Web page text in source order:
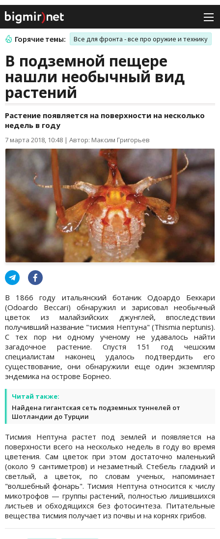
Горячие темы: Все для фронта - все про оружие и технику
В подземной пещере
нашли необычный вид
растений
Растение появляется на поверхности на несколько
недель в году
7 марта 2018, 10:48 | Автор: Максим Григорьев
В 1866 году итальянский ботаник Одоардо Беккари
(Odoardo Beccari) обнаружил и зарисовал необычный
цветок из малайзийских джунглей, впоследствии
получивший название "тисмия Нептуна" (Thismia neptunis).
С тех пор ни одному ученому не удавалось найти
загадочное растение. Спустя 151 год чешским
специалистам наконец удалось подтвердить его
существование, они обнаружили еще один экземпляр
эндемика на острове Борнео.
Читай также:
Найдена гигантская сеть подземных туннелей от
Шотландии до Турции
Тисмия Нептуна растет под землей и появляется на
поверхности всего на несколько недель в году во время
цветения. Сам цветок при этом достаточно маленький
(около 9 сантиметров) и незаметный. Стебель гладкий и
светлый, а цветок, по словам ученых, напоминает
"волшебный фонарь". Тисмия Нептуна относится к числу
микотрофов — группы растений, полностью лишившихся
листьев и обходящихся без фотосинтеза. Питательные
вещества тисмия получает из почвы и на корнях грибов.